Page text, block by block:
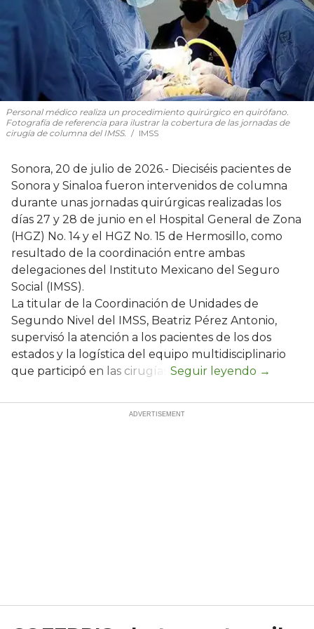
Personal médico realiza un procedimiento quirúrgico en quirófano.
Fotografía de referencia para ilustrar la cobertura de las jornadas de
cirugía de columna del IMSS.
IMSS
Sonora, 20 de julio de 2026.- Dieciséis pacientes de
Sonora y Sinaloa fueron intervenidos de columna
durante unas jornadas quirúrgicas realizadas los
días 27 y 28 de junio en el Hospital General de Zona
(HGZ) No. 14 y el HGZ No. 15 de Hermosillo, como
resultado de la coordinación entre ambas
delegaciones del Instituto Mexicano del Seguro
Social (IMSS).
La titular de la Coordinación de Unidades de
Segundo Nivel del IMSS, Beatriz Pérez Antonio,
supervisó la atención a los pacientes de los dos
estados y la logística del equipo multidisciplinario
que participó en las cirugías.